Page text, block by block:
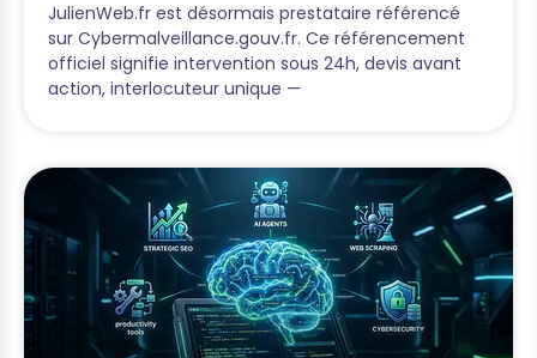
JulienWeb.fr est désormais prestataire référencé
sur Cybermalveillance.gouv.fr. Ce référencement
officiel signifie intervention sous 24h, devis avant
action, interlocuteur unique —